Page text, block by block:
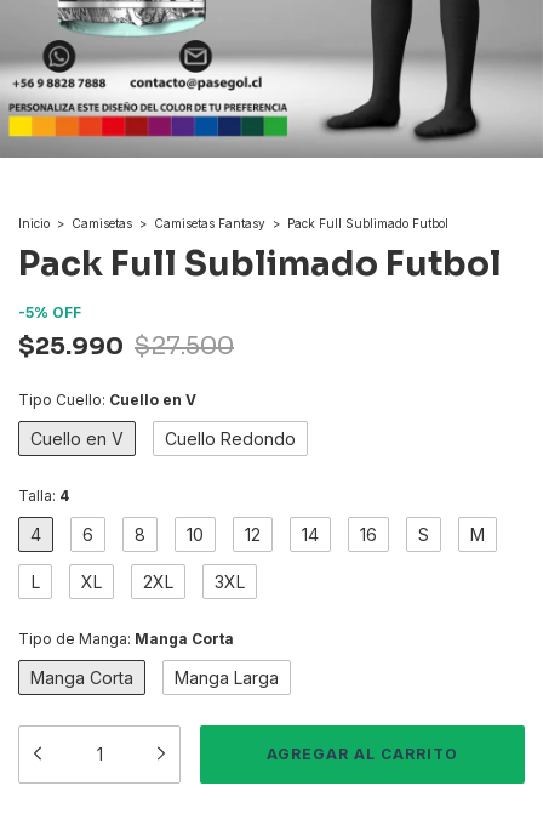
Inicio > Camisetas > Camisetas Fantasy > Pack Full Sublimado Futbol
Pack Full Sublimado Futbol
-5% OFF
$25.990 $27.500
Tipo Cuello: Cuello en V
Cuello en V Cuello Redondo
Talla: 4
4 6 8 10 12 14 16 S M
L XL 2XL 3XL
Tipo de Manga: Manga Corta
Manga Corta Manga Larga